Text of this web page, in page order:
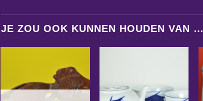
JE ZOU OOK KUNNEN HOUDEN VAN …